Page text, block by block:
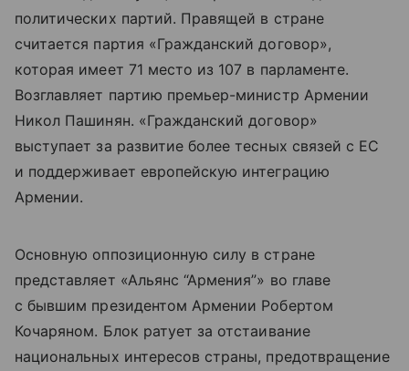
политических партий. Правящей в стране
считается партия «Гражданский договор»,
которая имеет 71 место из 107 в парламенте.
Возглавляет партию премьер-министр Армении
Никол Пашинян. «Гражданский договор»
выступает за развитие более тесных связей с ЕС
и поддерживает европейскую интеграцию
Армении.
Основную оппозиционную силу в стране
представляет «Альянс “Армения”» во главе
с бывшим президентом Армении Робертом
Кочаряном. Блок ратует за отстаивание
национальных интересов страны, предотвращение